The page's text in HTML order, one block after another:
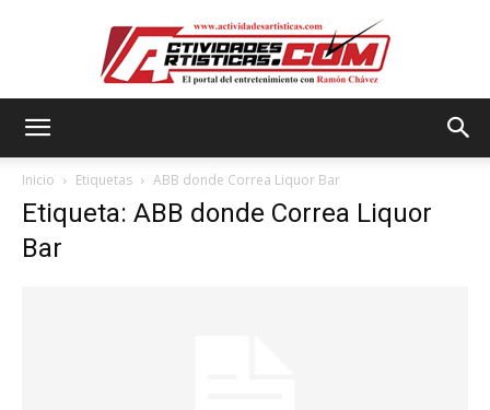
Inicio Etiquetas ABB donde Correa Liquor Bar
Etiqueta: ABB donde Correa Liquor
Bar